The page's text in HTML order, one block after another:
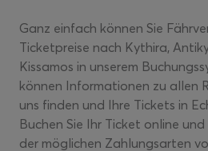
Ganz einfach können Sie
Ticketpreise nach Kythira,
Kissamos in unserem
können Informationen zu allen
uns finden und Ihre Tickets in
Buchen Sie Ihr Ticket online
der möglichen Zahlungsarten